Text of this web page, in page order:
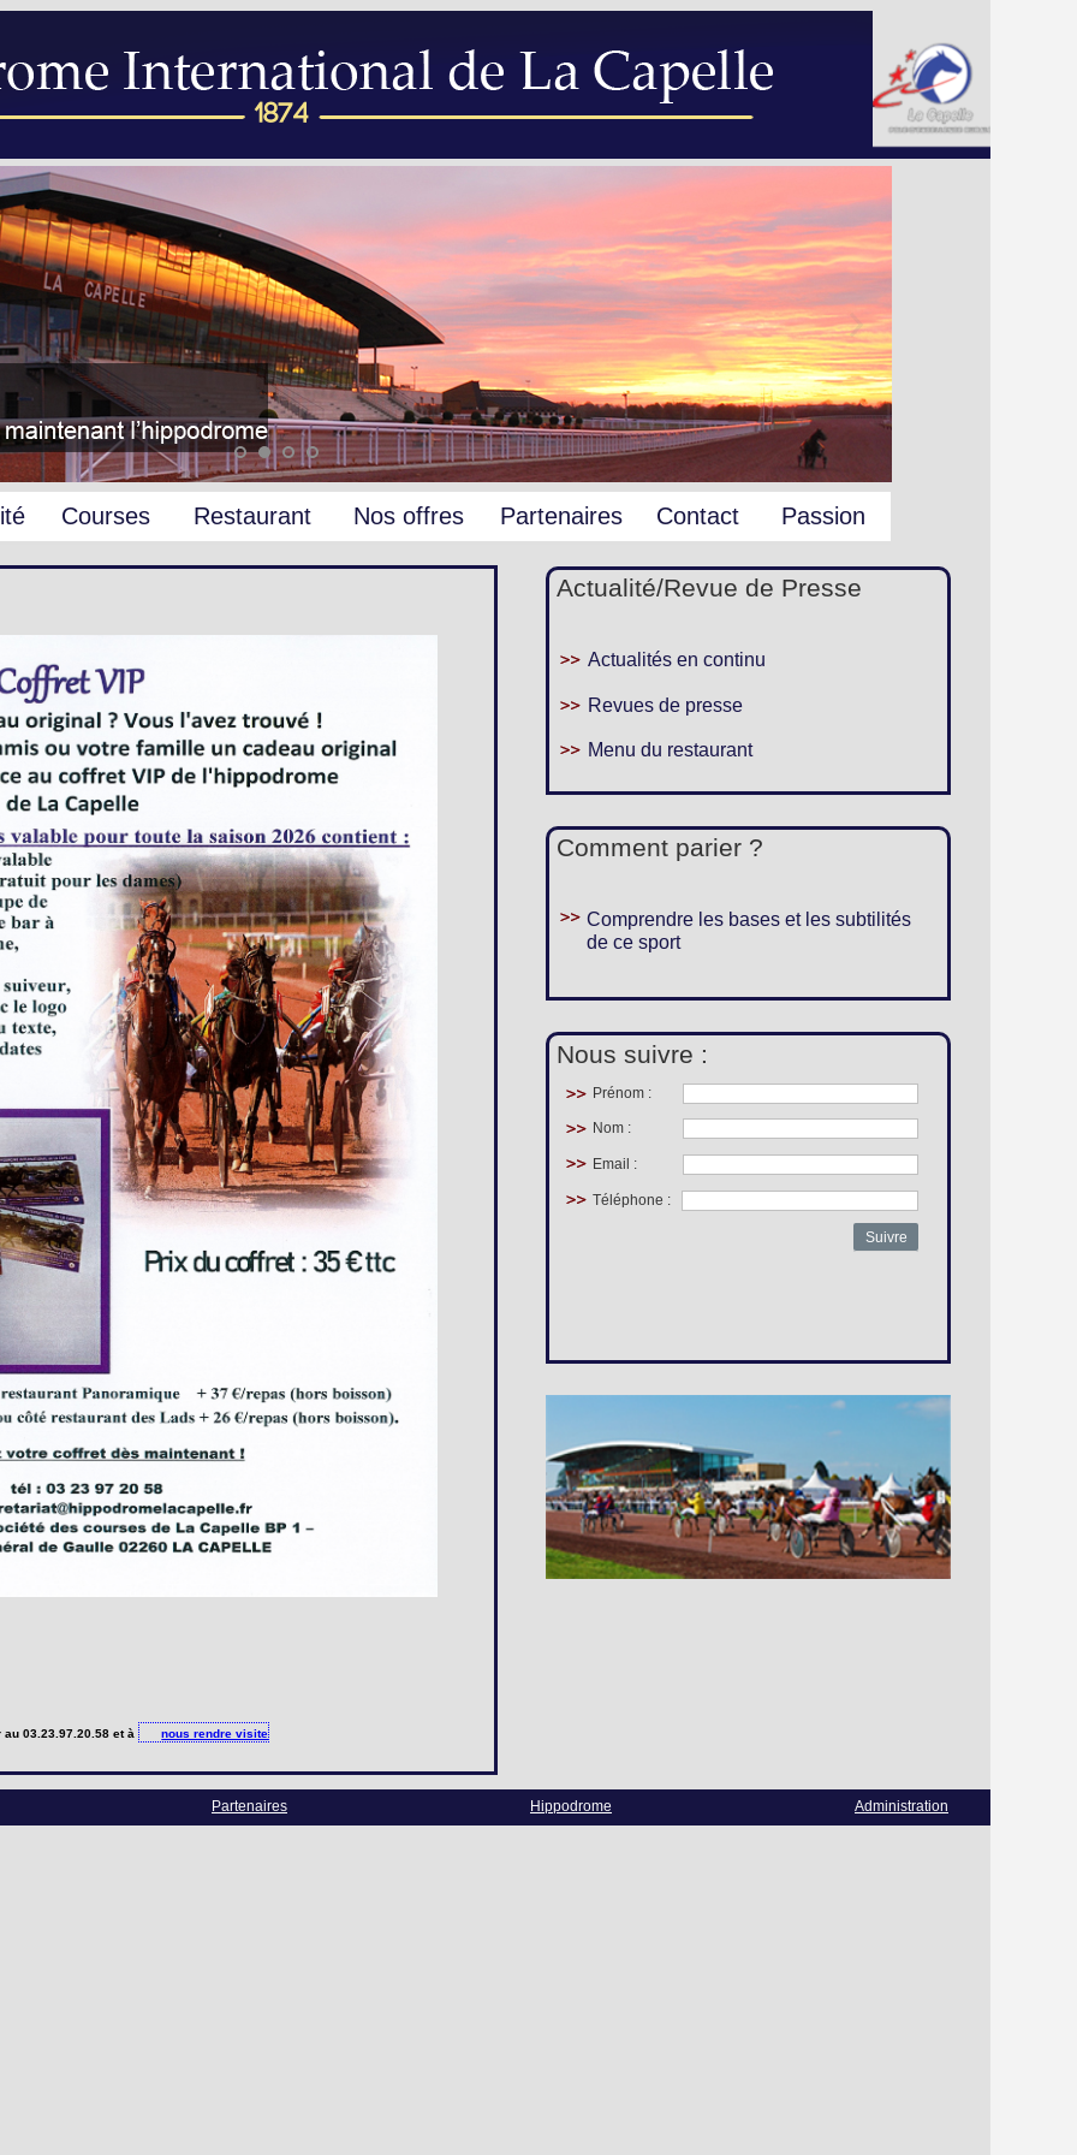
Courses Restaurant Nos offres
Loges
Groupes
Partenaires Contact Passion
au 03.23.97.20.58 et à nous rendre visite
Actualité/Revue de Presse
Actualités en continu
Revues de presse
Menu du restaurant
Comment parier ?
Comprendre les bases et les subtilités
de ce sport
Nous suivre :
Prénom :
Nom :
Email :
Téléphone :
Suivre
Partenaires Hippodrome Administration